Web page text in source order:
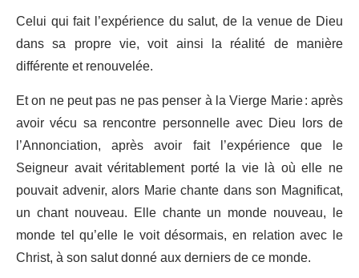
Celui qui fait l’expérience du salut, de la venue de Dieu
dans sa propre vie, voit ainsi la réalité de manière
différente et renouvelée.
Et on ne peut pas ne pas penser à la Vierge Marie : après
avoir vécu sa rencontre personnelle avec Dieu lors de
l’Annonciation, après avoir fait l’expérience que le
Seigneur avait véritablement porté la vie là où elle ne
pouvait advenir, alors Marie chante dans son Magnificat,
un chant nouveau. Elle chante un monde nouveau, le
monde tel qu’elle le voit désormais, en relation avec le
Christ, à son salut donné aux derniers de ce monde.